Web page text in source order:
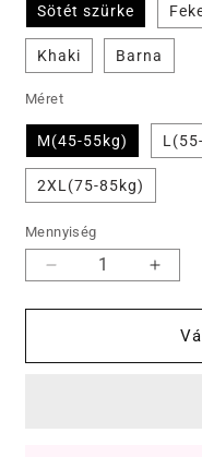
Sötét szürke
Khaki Barna
Méret
M(45-55kg)
2XL(75-85kg)
Mennyiség
NECK
🎁